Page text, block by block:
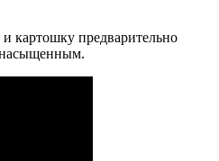
картошку предварительно
насыщенным.